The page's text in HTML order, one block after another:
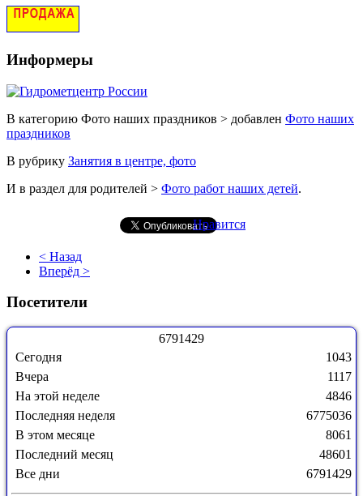
Информеры
В категорию Фото наших праздников > добавлен Фото наших
праздников
В рубрику Занятия в центре, фото
И в раздел для родителей > Фото работ наших детей.
Нравится
< Назад
Вперёд >
Посетители
6791429
Сегодня
Вчера
На этой неделе
Последняя неделя
В этом месяце
Последний месяц
Все дни
1043
1117
4846
6775036
8061
48601
6791429